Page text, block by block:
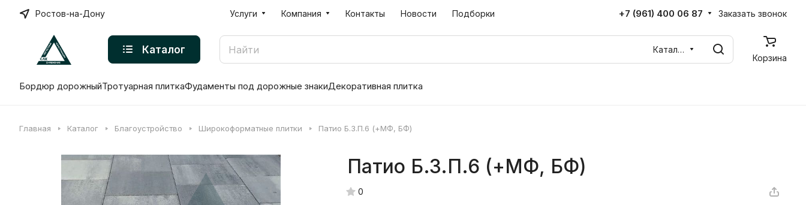
Ростов-на-Дону Услуги Компания Контакты Новости Подборки +7 (961) 400 06 87 Заказать звонок
Каталог
Каталог
Корзина
Бордюр дорожныйТротуарная плиткаФудаменты под дорожные знакиДекоративная плитка
Главная Каталог Благоустройство Широкоформатные плитки Патио Б.3.П.6 (+МФ, БФ)
Патио Б.3.П.6 (+МФ, БФ)
0